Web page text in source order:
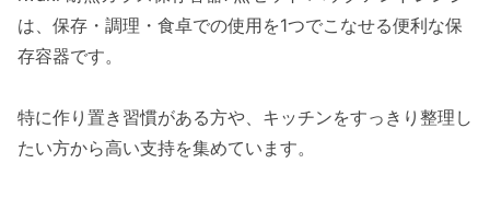
は、保存・調理・食卓での使用を1つでこなせる便利な保
存容器です。
特に作り置き習慣がある方や、キッチンをすっきり整理し
たい方から高い支持を集めています。